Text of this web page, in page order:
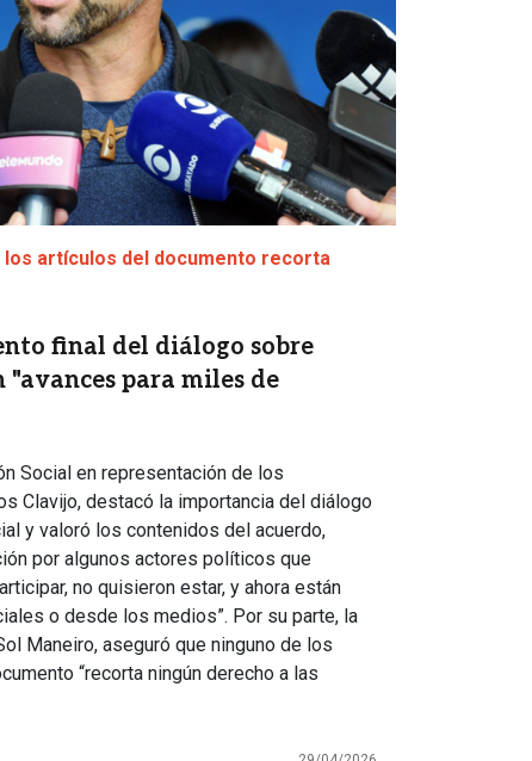
los artículos del documento recorta
final del diálogo sobre
"avances para miles de
Social en representación de los
Clavijo, destacó la importancia del diálogo
y valoró los contenidos del acuerdo,
por algunos actores políticos que
no quisieron estar, y ahora están
o desde los medios”. Por su parte, la
Maneiro, aseguró que ninguno de los
“recorta ningún derecho a las